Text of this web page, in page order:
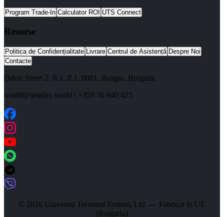
Program Trade-In Calculator ROI UTS Connect
Resurse
Politica de Confidențialitate Livrare Centrul de Asistență Despre Noi
Contacte
Odrin Street 2, fl.1 , fl.1, 8001 , Burgas, Bulgaria
world@utsplay.world | +359 56 940 425
© 2026 Universal Terminal System, Ltd. — Fabricat în UE
(Bulgaria)